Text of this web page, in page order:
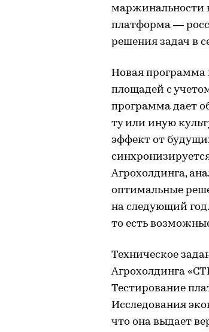
маржинальности
платформа —
решения задач в
Новая программа
площадей с
программа дает
ту или иную
эффект от
Агрохолдинга,
оптимальные
на следующий
то есть
Техническое
Агрохолдинга
Тестирование
Исследования
что она выдает